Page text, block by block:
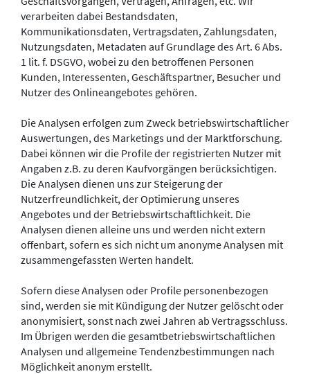
verarbeiten dabei Bestandsdaten,
Kommunikationsdaten, Vertragsdaten, Zahlungsdaten,
Nutzungsdaten, Metadaten auf Grundlage des Art. 6 Abs.
1 lit. f. DSGVO, wobei zu den betroffenen Personen
Kunden, Interessenten, Geschäftspartner, Besucher und
Nutzer des Onlineangebotes gehören.
Die Analysen erfolgen zum Zweck betriebswirtschaftlicher
Auswertungen, des Marketings und der Marktforschung.
Dabei können wir die Profile der registrierten Nutzer mit
Angaben z.B. zu deren Kaufvorgängen berücksichtigen.
Die Analysen dienen uns zur Steigerung der
Nutzerfreundlichkeit, der Optimierung unseres
Angebotes und der Betriebswirtschaftlichkeit. Die
Analysen dienen alleine uns und werden nicht extern
offenbart, sofern es sich nicht um anonyme Analysen mit
zusammengefassten Werten handelt.
Sofern diese Analysen oder Profile personenbezogen
sind, werden sie mit Kündigung der Nutzer gelöscht oder
anonymisiert, sonst nach zwei Jahren ab Vertragsschluss.
Im Übrigen werden die gesamtbetriebswirtschaftlichen
Analysen und allgemeine Tendenzbestimmungen nach
Möglichkeit anonym erstellt.